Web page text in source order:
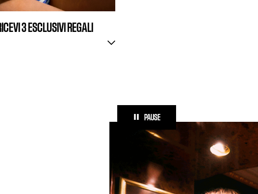
3 ESCLUSIVI REGALI
PAUSE